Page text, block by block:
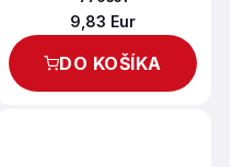
9,83 Eur
DO KOŠÍKA